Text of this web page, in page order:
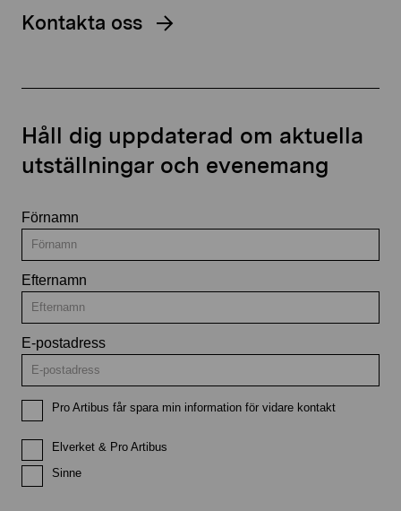
Kontakta oss
Håll dig uppdaterad om aktuella
utställningar och evenemang
Förnamn
Efternamn
E-postadress
Pro Artibus får spara min information för vidare kontakt
Elverket & Pro Artibus
Sinne